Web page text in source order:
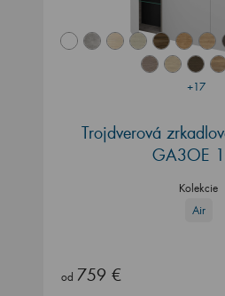
+17
Trojdverová
GA3OE
Kolekcie
Air
od 759 €